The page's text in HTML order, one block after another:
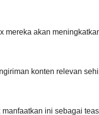
mereka akan
konten relevan
ini sebagai